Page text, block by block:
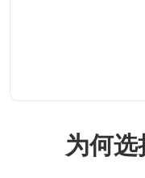
为何